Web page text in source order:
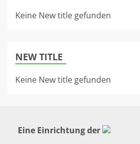
Keine New title gefunden
NEW TITLE
Keine New title gefunden
Eine Einrichtung der